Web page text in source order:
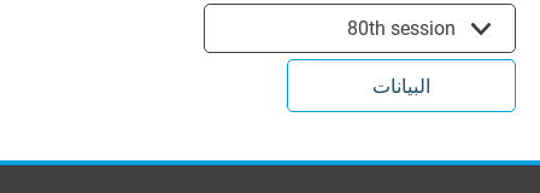
80th session
البيانات